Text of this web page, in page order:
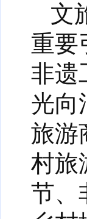
文
重要
非遗
光向
旅游
村旅
节、